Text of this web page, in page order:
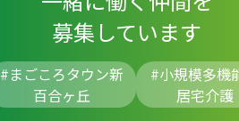
募集しています
#まごころタウン新
百合ヶ丘
#小規模多機
居宅介護